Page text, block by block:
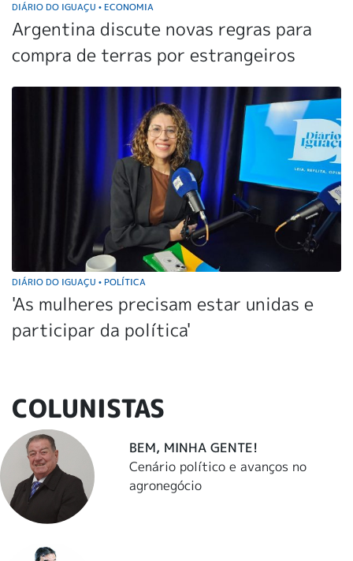
DIÁRIO DO IGUAÇU • ECONOMIA
Argentina discute novas regras para
compra de terras por estrangeiros
DIÁRIO DO IGUAÇU • POLÍTICA
'As mulheres precisam estar unidas e
participar da política'
COLUNISTAS
BEM, MINHA GENTE!
Cenário político e avanços no
agronegócio